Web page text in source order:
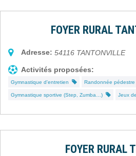
FOYER RURAL
Adresse: 54116 TANTONVILLE
Activités proposées:
Gymnastique d'entretien Randonnée pédestre
Gymnastique sportive (Step, Zumba…) Jeux
FOYER RURAL